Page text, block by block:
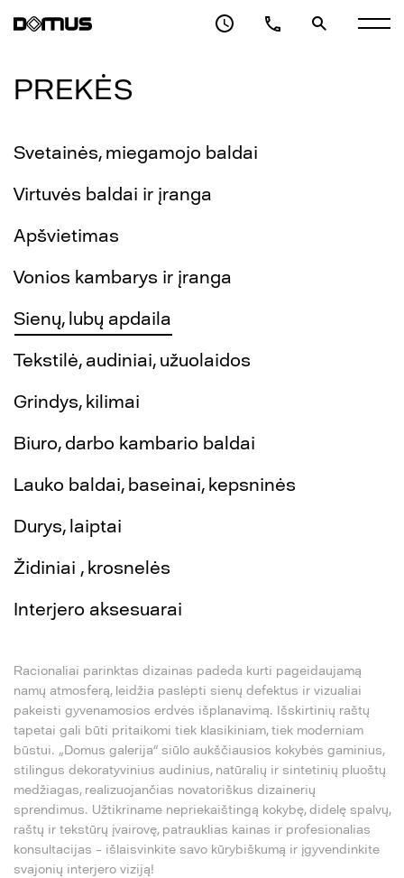
PREKĖS
Svetainės, miegamojo baldai
Virtuvės baldai ir įranga
Apšvietimas
Vonios kambarys ir įranga
Sienų, lubų apdaila
Tekstilė, audiniai, užuolaidos
Grindys, kilimai
Biuro, darbo kambario baldai
Lauko baldai, baseinai, kepsninės
Durys, laiptai
Židiniai , krosnelės
Interjero aksesuarai
Racionaliai parinktas dizainas padeda kurti pageidaujamą
namų atmosferą, leidžia paslėpti sienų defektus ir vizualiai
pakeisti gyvenamosios erdvės išplanavimą. Išskirtinių raštų
tapetai gali būti pritaikomi tiek klasikiniam, tiek moderniam
būstui. „Domus galerija“ siūlo aukščiausios kokybės gaminius,
stilingus dekoratyvinius audinius, natūralių ir sintetinių pluoštų
medžiagas, realizuojančias novatoriškus dizainerių
sprendimus. Užtikriname nepriekaištingą kokybę, didelę spalvų,
raštų ir tekstūrų įvairovę, patrauklias kainas ir profesionalias
konsultacijas – išlaisvinkite savo kūrybiškumą ir įgyvendinkite
svajonių interjero viziją!